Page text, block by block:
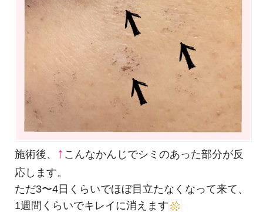
施術後、 ↑ こんなかんじでシミのあった部分が反
応します。
ただ3〜4日くらいでほぼ目立たなくなって来て、
1週間くらいでキレイに消えます